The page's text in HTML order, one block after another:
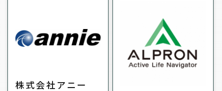
株式会社アニー